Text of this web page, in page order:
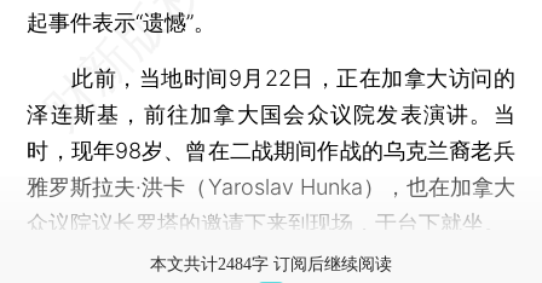
起事件表示“遗憾”。
此前，当地时间9月22日，正在加拿大访问的
泽连斯基，前往加拿大国会众议院发表演讲。当
时，现年98岁、曾在二战期间作战的乌克兰裔老兵
雅罗斯拉夫·洪卡（Yaroslav Hunka），也在加拿大
众议院议长罗塔的邀请下来到现场，于台下就坐。
本文共计2484字 订阅后继续阅读